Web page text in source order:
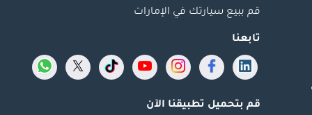
قم ببيع سيارتك في الإمارات
تابعنا
قم بتحميل تطبيقنا الآن